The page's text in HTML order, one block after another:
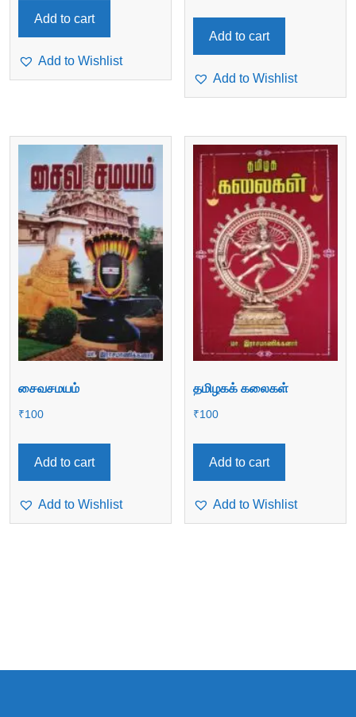
Add to cart
Add to Wishlist
Add to cart
Add to Wishlist
சைவசமயம்
₹100
Add to cart
Add to Wishlist
தமிழகக் கலைகள்
₹100
Add to cart
Add to Wishlist